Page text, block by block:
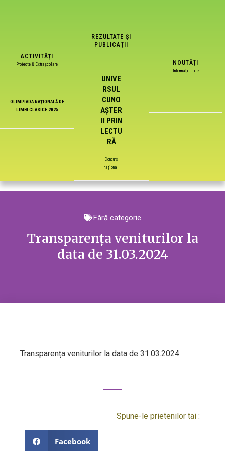
ACTIVITĂȚI
Proiecte & Extrașcolare
OLIMPIADA NAȚIONALĂ DE
LIMBI CLASICE 2025
REZULTATE ȘI
PUBLICAȚII
UNIVE
RSUL
CUNO
AȘTER
II PRIN
LECTU
RĂ
Concurs
național
NOUTĂȚI
Informații utile
Fără categorie
Transparența veniturilor la
data de 31.03.2024
Transparența veniturilor la data de 31.03.2024
Spune-le prietenilor tai :
Facebook